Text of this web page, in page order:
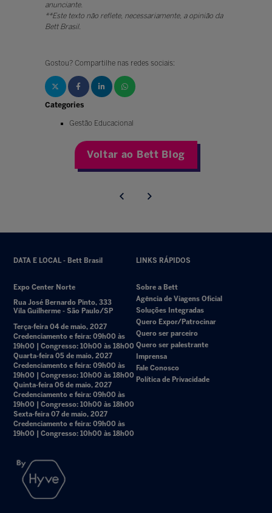
anunciante.
**Este texto não reflete, necessariamente, a opinião da
Bett Brasil.
Gostou? Compartilhe nas redes sociais:
Categories
Gestão Educacional
Voltar ao Bett Blog
DATA E LOCAL - Bett Brasil
Expo Center Norte
Rua José Bernardo Pinto, 333
Vila Guilherme - São Paulo/SP
Terça-feira 04 de maio, 2027
Credenciamento e feira: 09h00 às
19h00 | Congresso: 10h00 às 18h00
Quarta-feira 05 de maio, 2027
Credenciamento e feira: 09h00 às
19h00 | Congresso: 10h00 às 18h00
Quinta-feira 06 de maio, 2027
Credenciamento e feira: 09h00 às
19h00 | Congresso: 10h00 às 18h00
Sexta-feira 07 de maio, 2027
Credenciamento e feira: 09h00 às
19h00 | Congresso: 10h00 às 18h00
LINKS RÁPIDOS
Sobre a Bett
Agência de Viagens Oficial
Soluções Integradas
Quero Expor/Patrocinar
Quero ser parceiro
Quero ser palestrante
Imprensa
Fale Conosco
Política de Privacidade